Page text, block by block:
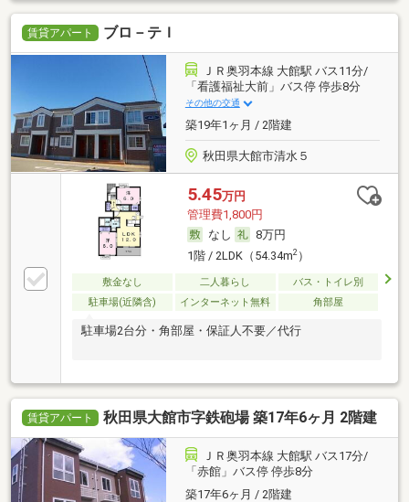
賃貸アパート ブロ－テＩ
ＪＲ奥羽本線 大館駅 バス11分/
「看護福祉大前」バス停 停歩8分
その他の交通
築19年1ヶ月 / 2階建
秋田県大館市清水５
5.45万円
管理費1,800円
なし
8万円
1階 / 2LDK（54.34m2）
敷金なし 二人暮らし
バス・トイレ別
駐車場(近隣含)
インターネット無料 角部屋
駐車場2台分・角部屋・保証人不要／代行
賃貸アパート 秋田県大館市字鉄砲場 築17年6ヶ月 2階建
ＪＲ奥羽本線 大館駅 バス17分/
「赤館」バス停 停歩8分
築17年6ヶ月 / 2階建